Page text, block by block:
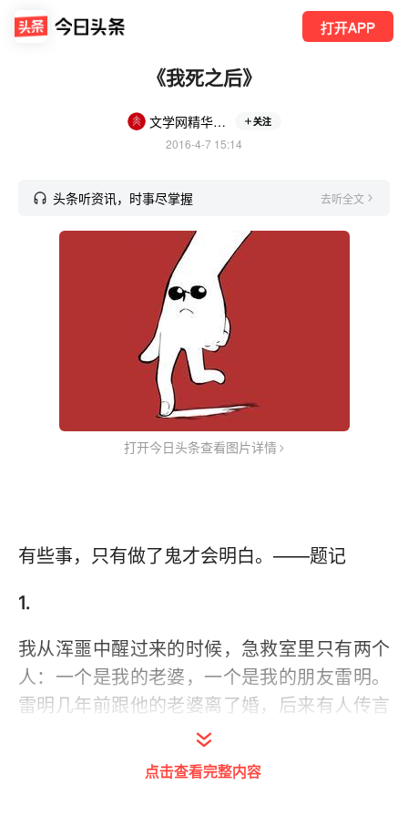
打开APP
《我死之后》
文学网精华作品 关注
2016-4-7 15:14
头条听资讯，时事尽掌握 去听全文
打开今日头条查看图片详情
有些事，只有做了鬼才会明白。——题记
1.
我从浑噩中醒过来的时候，急救室里只有两个
人：一个是我的老婆，一个是我的朋友雷明。
雷明几年前跟他的老婆离了婚，后来有人传言
他跟我老婆不清不楚，我虽然一直没有确凿的
证据，但心里已经把他当贼一样。我们俩是同
点击查看完整内容